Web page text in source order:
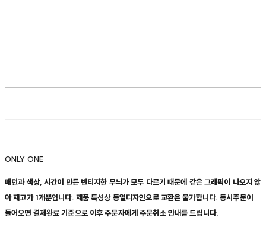
ONLY ONE
패턴과 색상, 시간이 만든 빈티지한 무늬가 모두 다르기 때문에 같은 그래픽이 나오지 않
아 재고가 1개뿐입니다. 제품 특성상 동일디자인으로 교환은 불가합니다. 동시주문이
들어오면 결제완료 기준으로 이후 주문자에게 주문취소 안내를 드립니다.